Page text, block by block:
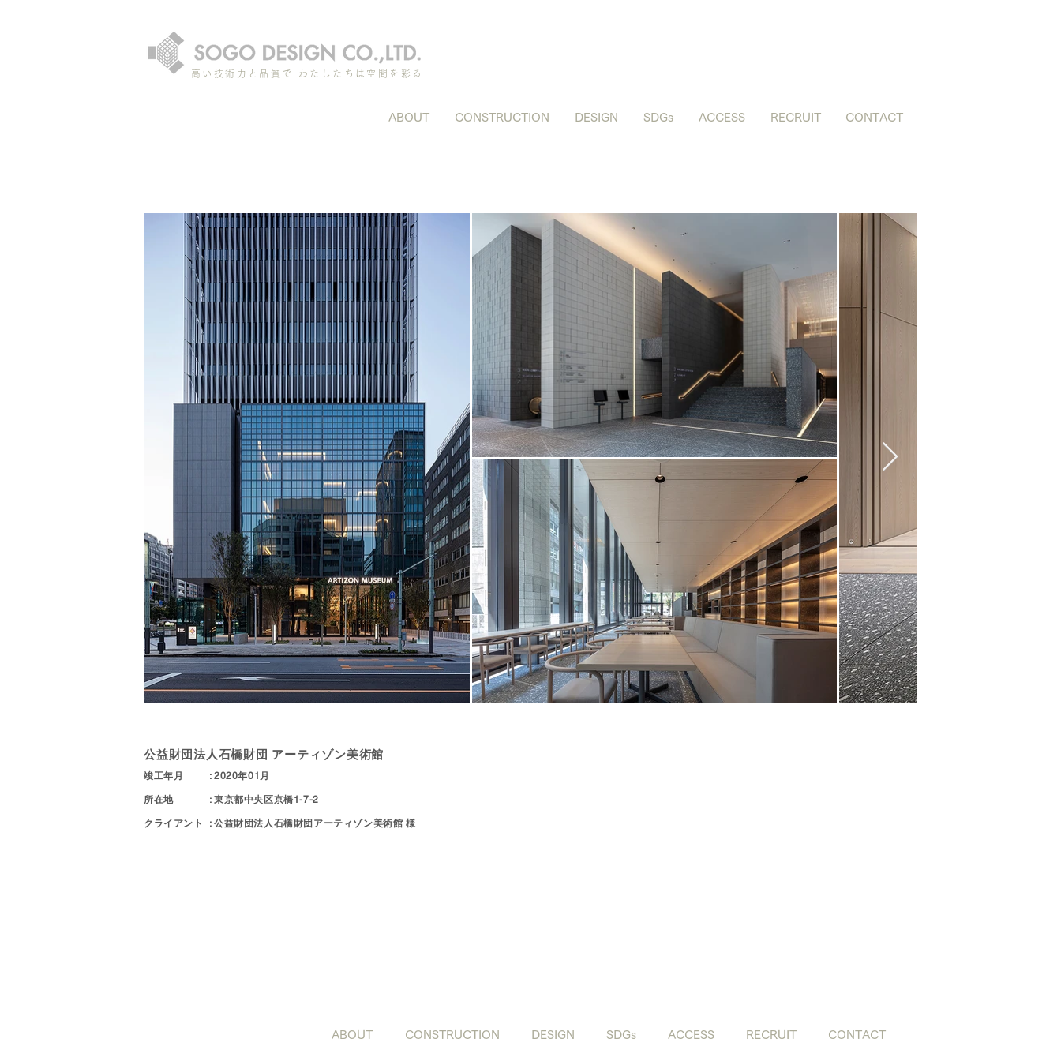
高い技術力と品質で わたしたちは空間を彩る
ABOUT CONSTRUCTION DESIGN SDGs ACCESS RECRUIT CONTACT
公益財団法人石橋財団 アーティゾン美術館
竣工年月 : 2020年01月
​所在地 : 東京都中央区京橋1-7-2
クライアント : 公益財団法人石橋財団アーティゾン美術館 様
ABOUT CONSTRUCTION DESIGN SDGs ACCESS RECRUIT CONTACT